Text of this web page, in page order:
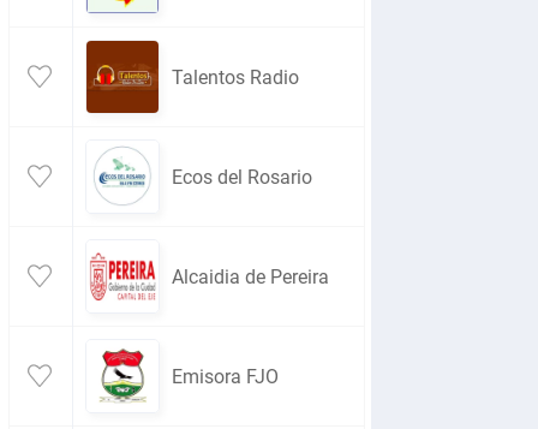
Talentos Radio
Ecos del Rosario
Alcaidia de Pereira
Emisora FJO